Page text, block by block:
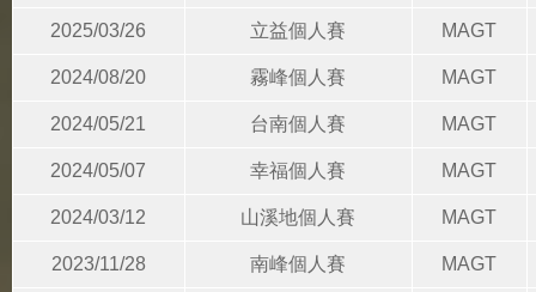
2025/03/26 立益個人賽 MAGT
2024/08/20 霧峰個人賽 MAGT
2024/05/21 台南個人賽 MAGT
2024/05/07 幸福個人賽 MAGT
2024/03/12 山溪地個人賽 MAGT
2023/11/28 南峰個人賽 MAGT